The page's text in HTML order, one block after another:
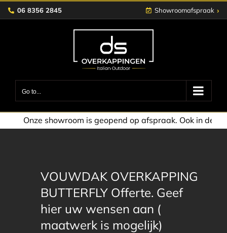
Skip
to
06 8356 2845 Showroomafspraak ›
Go to...
is geopend op afspraak. Ook in de avond of in
VOUWDAK OVERKAPPING
BUTTERFLY Offerte. Geef
hier uw wensen aan (
maatwerk is mogelijk)